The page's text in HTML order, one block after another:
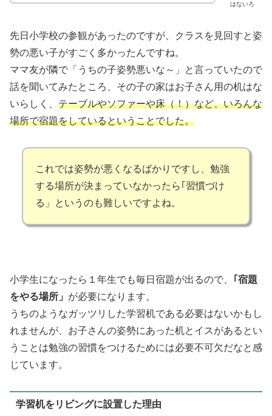
はないろ
先日小学校の参観があったのですが、クラスを見回すと姿
勢の悪い子がすごく多かったんですね。
ママ友が隣で「うちの子姿勢悪いな～」と言っていたので
話を聞いてみたところ、その子の家はお子さん用の机はな
いらしく、 テーブルやソファーや床（！）など、いろんな
場所で宿題をしているということでした。
これでは姿勢が悪くなるばかりですし、勉強
する場所が決まっていなかったら｢習慣づけ
る」というのも難しいですよね。
小学生になったら１年生でも毎日宿題が出るので、
｢宿題
をやる場所」 が必要になります。
うちのようなガッツリした学習机である必要はないかもし
れませんが、お子さんの姿勢にあった机とイスがあるとい
うことは勉強の習慣をつけるためには必要不可欠だなと感
じています。
学習机をリビングに設置した理由